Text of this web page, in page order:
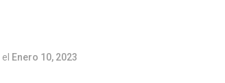
el Enero 10, 2023